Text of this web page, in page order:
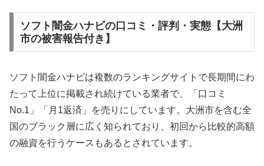
ソフト闇金ハナビの口コミ・評判・実態【大洲
市の被害報告付き】
ソフト闇金ハナビは複数のランキングサイトで長期間にわ
たって上位に掲載され続けている業者で、「口コミ
No.1」「月1返済」を売りにしています。大洲市を含む全
国のブラック層に広く知られており、初回から比較的高額
の融資を行うケースもあるとされています。